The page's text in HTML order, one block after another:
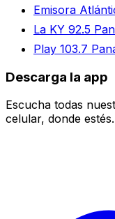
Emisora
La KY 92.5
Play 103.7
Descarga la app
Escucha todas
celular, donde estés.